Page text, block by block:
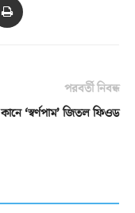
পরবর্তী নিবন্ধ
কানে ‘স্বর্ণপাম’ জিতল ফিওড